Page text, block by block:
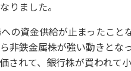
りました。
の資金供給が止まったこと
非鉄金属株が強い動きとな
されて、銀行株が買われて